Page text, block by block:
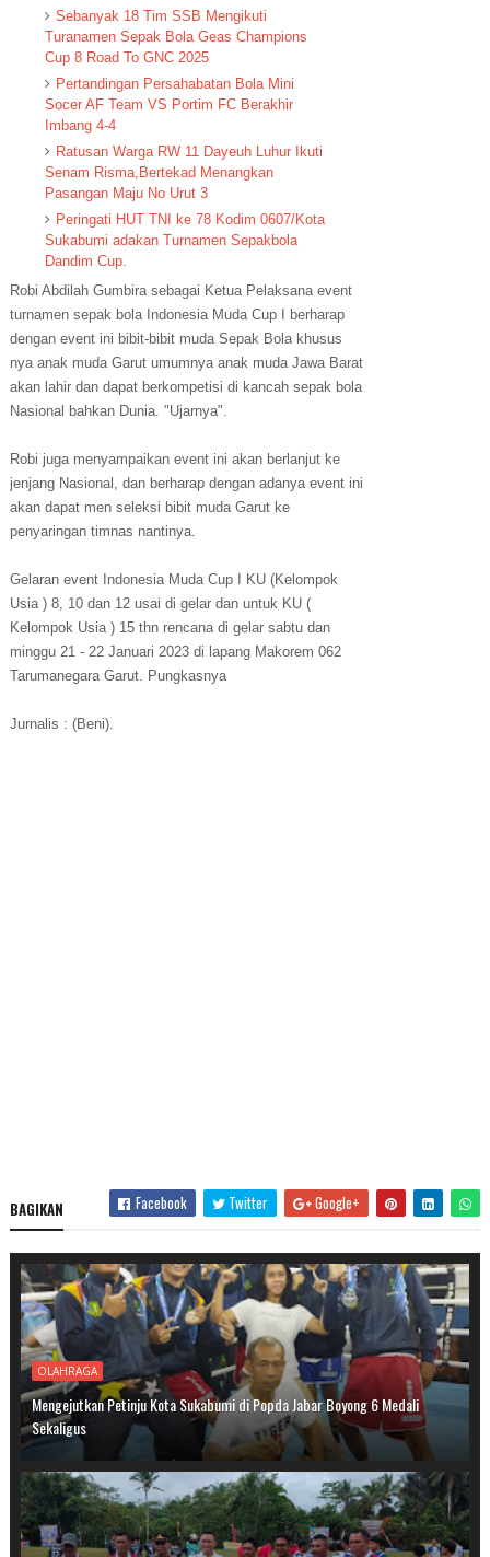
Sebanyak 18 Tim SSB Mengikuti
Turanamen Sepak Bola Geas Champions
Cup 8 Road To GNC 2025
Pertandingan Persahabatan Bola Mini
Socer AF Team VS Portim FC Berakhir
Imbang 4-4
Ratusan Warga RW 11 Dayeuh Luhur Ikuti
Senam Risma,Bertekad Menangkan
Pasangan Maju No Urut 3
Peringati HUT TNI ke 78 Kodim 0607/Kota
Sukabumi adakan Turnamen Sepakbola
Dandim Cup.
Robi Abdilah Gumbira sebagai Ketua Pelaksana event
turnamen sepak bola Indonesia Muda Cup I berharap
dengan event ini bibit-bibit muda Sepak Bola khusus
nya anak muda Garut umumnya anak muda Jawa Barat
akan lahir dan dapat berkompetisi di kancah sepak bola
Nasional bahkan Dunia. "Ujarnya".
Robi juga menyampaikan event ini akan berlanjut ke
jenjang Nasional, dan berharap dengan adanya event ini
akan dapat men seleksi bibit muda Garut ke
penyaringan timnas nantinya.
Gelaran event Indonesia Muda Cup I KU (Kelompok
Usia ) 8, 10 dan 12 usai di gelar dan untuk KU (
Kelompok Usia ) 15 thn rencana di gelar sabtu dan
minggu 21 - 22 Januari 2023 di lapang Makorem 062
Tarumanegara Garut. Pungkasnya
Jurnalis : (Beni).
BAGIKAN Facebook Twitter Google+
OLAHRAGA
Mengejutkan Petinju Kota Sukabumi di Popda Jabar Boyong 6 Medali
Sekaligus